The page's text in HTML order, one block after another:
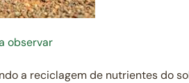
observar
a reciclagem de nutrientes do